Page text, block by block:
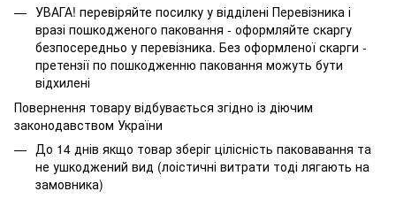
УВАГА! перевіряйте посилку у відділені Перевізника і
вразі пошкодженого паковання - оформляйте скаргу
безпосередньо у перевізника. Без оформленої скарги -
претензії по пошкодженню паковання можуть бути
відхилені
Повернення товару відбувається згідно із діючим
законодавством України
До 14 днів якщо товар зберіг цілісність паковавання та
не ушкоджений вид (лоістичні витрати тоді лягають на
замовника)